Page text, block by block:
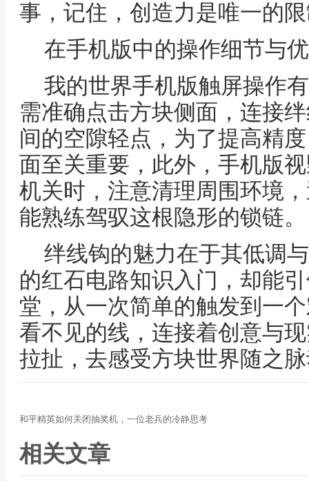
事，记住，创造力是唯一的
在手机版中的操作细节与
我的世界手机版触屏操作
需准确点击方块侧面，连接
间的空隙轻点，为了提高精
面至关重要，此外，手机版
机关时，注意清理周围环境
能熟练驾驭这根隐形的锁链。
绊线钩的魅力在于其低调
的红石电路知识入门，却能
堂，从一次简单的触发到一
看不见的线，连接着创意与
拉扯，去感受方块世界随之
和平精英如何关闭抽奖机，一位老兵的冷静思考
相关文章